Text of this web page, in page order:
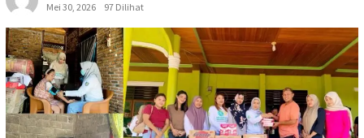
Mei 30, 2026
97 Dilihat